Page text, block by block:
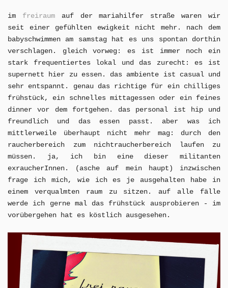
im freiraum auf der mariahilfer straße waren wir
seit einer gefühlten ewigkeit nicht mehr. nach dem
babyschwimmen am samstag hat es uns spontan dorthin
verschlagen. gleich vorweg: es ist immer noch ein
stark frequentiertes lokal und das zurecht: es ist
supernett hier zu essen. das ambiente ist casual und
sehr entspannt. genau das richtige für ein chilliges
frühstück, ein schnelles mittagessen oder ein feines
dinner vor dem fortgehen. das personal ist hip und
freundlich und das essen passt. aber was ich
mittlerweile überhaupt nicht mehr mag: durch den
raucherbereich zum nichtraucherbereich laufen zu
müssen. ja, ich bin eine dieser militanten
exraucherInnen. (asche auf mein haupt) inzwischen
frage ich mich, wie ich es je ausgehalten habe in
einem verqualmten raum zu sitzen. auf alle fälle
werde ich gerne mal das frühstück ausprobieren - im
vorübergehen hat es köstlich ausgesehen.